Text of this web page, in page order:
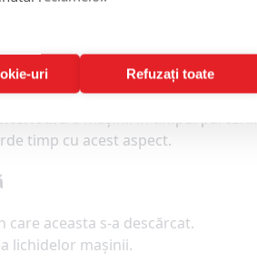
uri Refuzați toate
5 minute
a mașinii în timpul parcării.
timp cu acest aspect.
care aceasta s-a descărcat.
lichidelor mașinii.